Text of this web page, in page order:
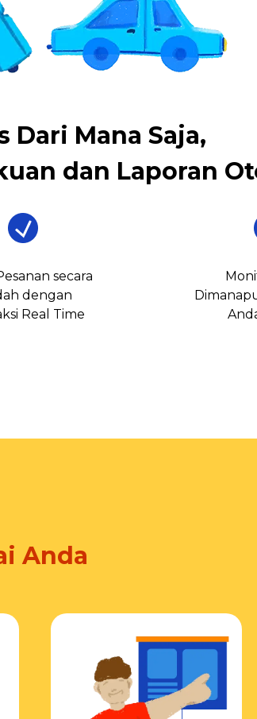
Dari Mana Saja,
dan Laporan
secara
dengan
Real Time
Anda